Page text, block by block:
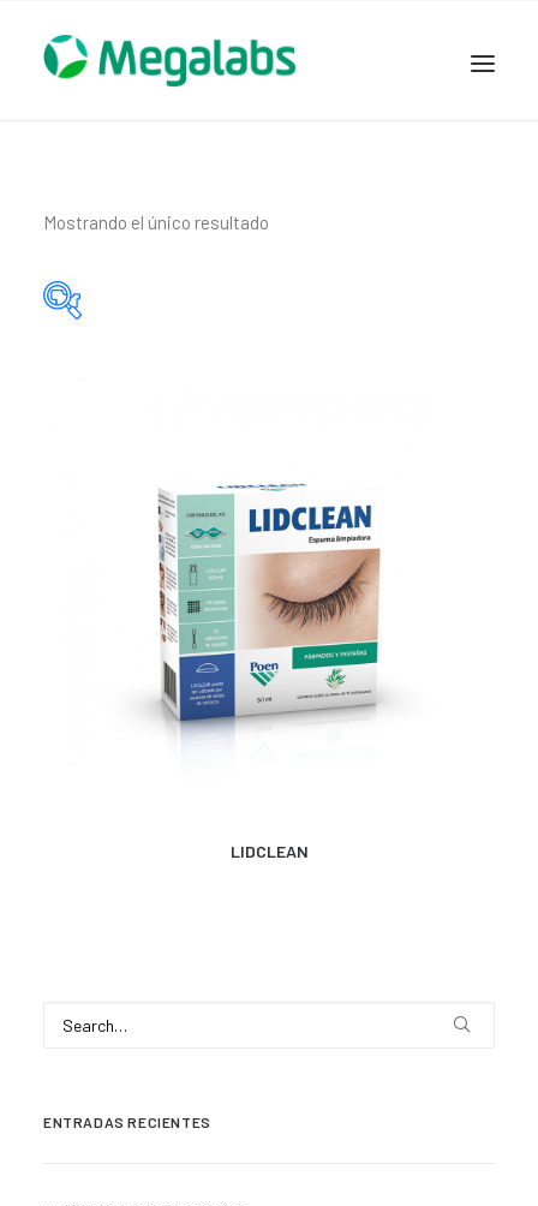
MEGASALUD
TRABAJAR EN MEGALABS
Mostrando el único resultado
MÁS INFORMACIÓN
LIDCLEAN
ENTRADAS RECIENTES